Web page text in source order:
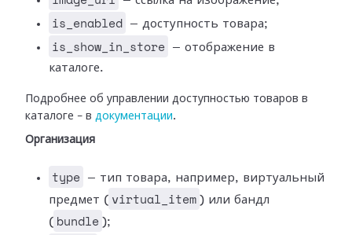
is_enabled — доступность товара;
is_show_in_store
— отображение в
каталоге.
Подробнее об управлении доступностью товаров в
каталоге – в документации.
Организация
type
— тип товара, например, виртуальный
предмет ( virtual_item ) или бандл
( bundle );